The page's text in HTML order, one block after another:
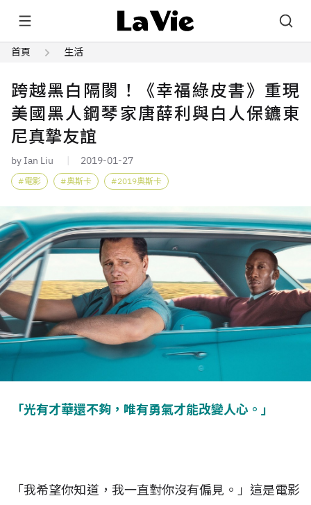
首頁 生活
跨越黑白隔閡！《幸福綠皮書》重現
美國黑人鋼琴家唐薛利與白人保鑣東
尼真摯友誼
by Ian Liu 2019-01-27
電影 奧斯卡 2019奧斯卡
「光有才華還不夠，唯有勇氣才能改變人心。」
「我希望你知道，我一直對你沒有偏見。」這是電影